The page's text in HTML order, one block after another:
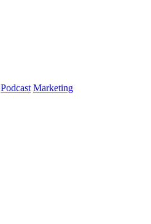
Podcast Marketing